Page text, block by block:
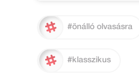
#önálló olvasásra
#klasszikus